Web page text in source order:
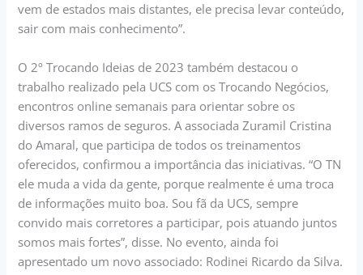
vem de estados mais distantes, ele precisa levar conteúdo,
sair com mais conhecimento”.
O 2º Trocando Ideias de 2023 também destacou o
trabalho realizado pela UCS com os Trocando Negócios,
encontros online semanais para orientar sobre os
diversos ramos de seguros. A associada Zuramil Cristina
do Amaral, que participa de todos os treinamentos
oferecidos, confirmou a importância das iniciativas. “O TN
ele muda a vida da gente, porque realmente é uma troca
de informações muito boa. Sou fã da UCS, sempre
convido mais corretores a participar, pois atuando juntos
somos mais fortes”, disse. No evento, ainda foi
apresentado um novo associado: Rodinei Ricardo da Silva.